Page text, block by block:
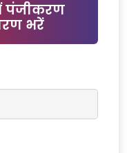
पंजीकरण
भरें